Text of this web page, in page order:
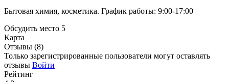
Бытовая химия, косметика. График работы: 9:00-17:00
Обсудить место 5
Карта
Отзывы (8)
Только зарегистрированные пользователи могут оставлять
отзывы Войти
Рейтинг